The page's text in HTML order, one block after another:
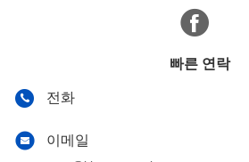
빠른 연락
전화
이메일